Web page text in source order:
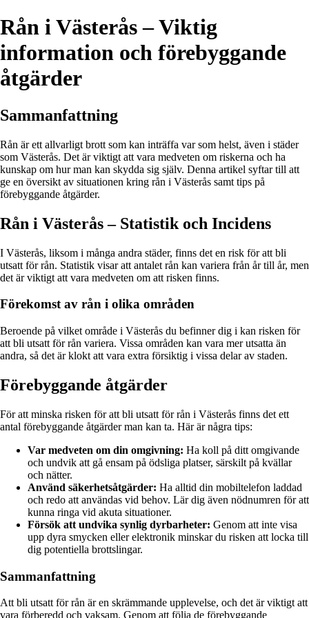
Rån i Västerås – Viktig
information och förebyggande
åtgärder
Sammanfattning
Rån är ett allvarligt brott som kan inträffa var som helst, även i städer
som Västerås. Det är viktigt att vara medveten om riskerna och ha
kunskap om hur man kan skydda sig själv. Denna artikel syftar till att
ge en översikt av situationen kring rån i Västerås samt tips på
förebyggande åtgärder.
Rån i Västerås – Statistik och Incidens
I Västerås, liksom i många andra städer, finns det en risk för att bli
utsatt för rån. Statistik visar att antalet rån kan variera från år till år, men
det är viktigt att vara medveten om att risken finns.
Förekomst av rån i olika områden
Beroende på vilket område i Västerås du befinner dig i kan risken för
att bli utsatt för rån variera. Vissa områden kan vara mer utsatta än
andra, så det är klokt att vara extra försiktig i vissa delar av staden.
Förebyggande åtgärder
För att minska risken för att bli utsatt för rån i Västerås finns det ett
antal förebyggande åtgärder man kan ta. Här är några tips:
Var medveten om din omgivning: Ha koll på ditt omgivande
och undvik att gå ensam på ödsliga platser, särskilt på kvällar
och nätter.
Använd säkerhetsåtgärder: Ha alltid din mobiltelefon laddad
och redo att användas vid behov. Lär dig även nödnumren för att
kunna ringa vid akuta situationer.
Försök att undvika synlig dyrbarheter: Genom att inte visa
upp dyra smycken eller elektronik minskar du risken att locka till
dig potentiella brottslingar.
Sammanfattning
Att bli utsatt för rån är en skrämmande upplevelse, och det är viktigt att
vara förberedd och vaksam. Genom att följa de förebyggande